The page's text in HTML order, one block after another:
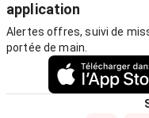
application
Alertes offres, suivi de
portée de main.